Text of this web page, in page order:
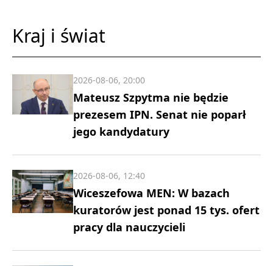
Kraj i świat
Mateusz Szpytma nie będzie
prezesem IPN. Senat nie poparł
jego kandydatury
2026-08-06, 20:00
Wiceszefowa MEN: W bazach
kuratorów jest ponad 15 tys. ofert
pracy dla nauczycieli
2026-08-06, 12:40